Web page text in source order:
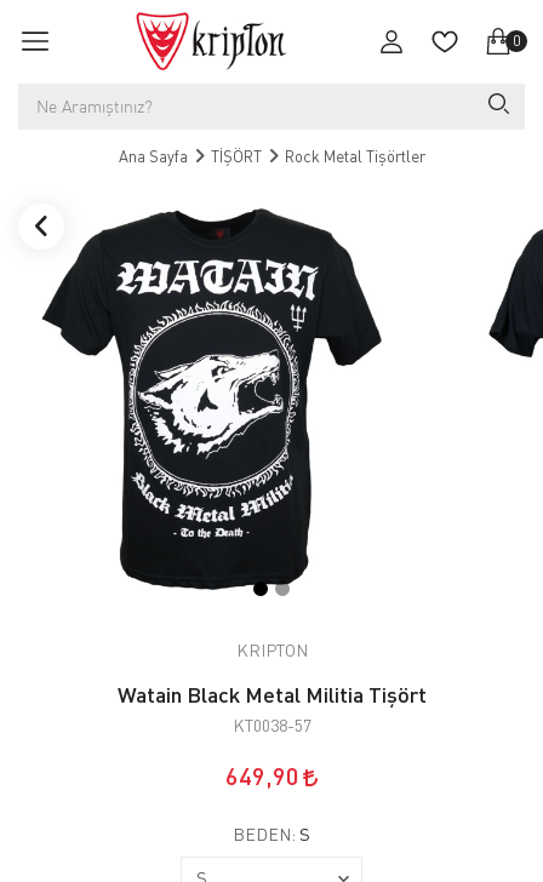
0
Ana Sayfa TİŞÖRT Rock Metal Tişörtler
KRIPTON
Watain Black Metal Militia Tişört
KT0038-57
649,90
BEDEN: S